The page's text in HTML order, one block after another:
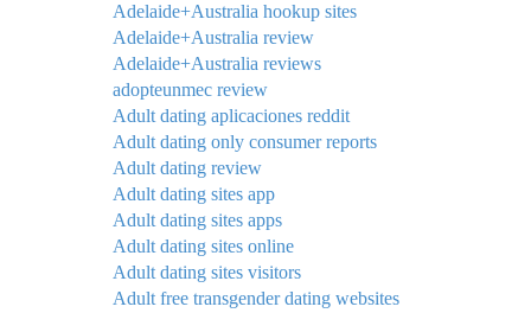
Adelaide+Australia hookup sites
Adelaide+Australia review
Adelaide+Australia reviews
adopteunmec review
Adult dating aplicaciones reddit
Adult dating only consumer reports
Adult dating review
Adult dating sites app
Adult dating sites apps
Adult dating sites online
Adult dating sites visitors
Adult free transgender dating websites